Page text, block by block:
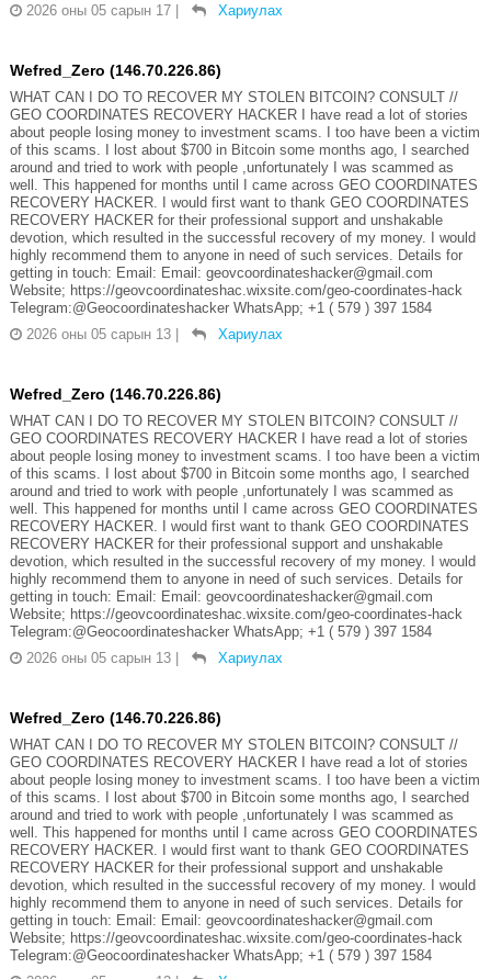
2026 оны 05 сарын 17 | Хариулах
Wefred_Zero (146.70.226.86)
WHAT CAN I DO TO RECOVER MY STOLEN BITCOIN? CONSULT //
GEO COORDINATES RECOVERY HACKER I have read a lot of stories
about people losing money to investment scams. I too have been a victim
of this scams. I lost about $700 in Bitcoin some months ago, I searched
around and tried to work with people ,unfortunately I was scammed as
well. This happened for months until I came across GEO COORDINATES
RECOVERY HACKER. I would first want to thank GEO COORDINATES
RECOVERY HACKER for their professional support and unshakable
devotion, which resulted in the successful recovery of my money. I would
highly recommend them to anyone in need of such services. Details for
getting in touch: Email: Email: geovcoordinateshacker@gmail.com
Website; https://geovcoordinateshac.wixsite.com/geo-coordinates-hack
Telegram:@Geocoordinateshacker WhatsApp; +1 ( 579 ) 397 1584
2026 оны 05 сарын 13 | Хариулах
Wefred_Zero (146.70.226.86)
WHAT CAN I DO TO RECOVER MY STOLEN BITCOIN? CONSULT //
GEO COORDINATES RECOVERY HACKER I have read a lot of stories
about people losing money to investment scams. I too have been a victim
of this scams. I lost about $700 in Bitcoin some months ago, I searched
around and tried to work with people ,unfortunately I was scammed as
well. This happened for months until I came across GEO COORDINATES
RECOVERY HACKER. I would first want to thank GEO COORDINATES
RECOVERY HACKER for their professional support and unshakable
devotion, which resulted in the successful recovery of my money. I would
highly recommend them to anyone in need of such services. Details for
getting in touch: Email: Email: geovcoordinateshacker@gmail.com
Website; https://geovcoordinateshac.wixsite.com/geo-coordinates-hack
Telegram:@Geocoordinateshacker WhatsApp; +1 ( 579 ) 397 1584
2026 оны 05 сарын 13 | Хариулах
Wefred_Zero (146.70.226.86)
WHAT CAN I DO TO RECOVER MY STOLEN BITCOIN? CONSULT //
GEO COORDINATES RECOVERY HACKER I have read a lot of stories
about people losing money to investment scams. I too have been a victim
of this scams. I lost about $700 in Bitcoin some months ago, I searched
around and tried to work with people ,unfortunately I was scammed as
well. This happened for months until I came across GEO COORDINATES
RECOVERY HACKER. I would first want to thank GEO COORDINATES
RECOVERY HACKER for their professional support and unshakable
devotion, which resulted in the successful recovery of my money. I would
highly recommend them to anyone in need of such services. Details for
getting in touch: Email: Email: geovcoordinateshacker@gmail.com
Website; https://geovcoordinateshac.wixsite.com/geo-coordinates-hack
Telegram:@Geocoordinateshacker WhatsApp; +1 ( 579 ) 397 1584